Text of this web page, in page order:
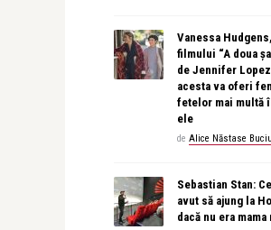
Vanessa
filmului “A doua
de Jennifer
acesta va oferi
fetelor mai multă
ele
de Alice Năstase
Sebastian Stan:
avut să ajung la
dacă nu era mama